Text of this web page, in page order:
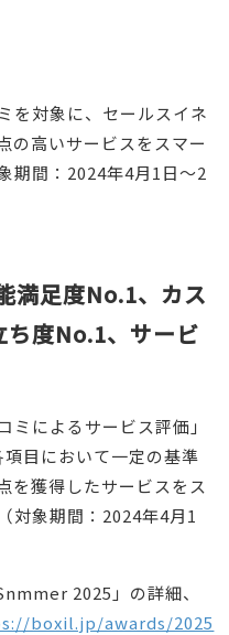
を対象に、セールスイネ
の高いサービスをスマー
期間：2024年4月1日〜2
満足度No.1、 カス
度No.1、 サービ
ミによるサービス評価」
目において一定の基準
を獲得したサービスをス
対象期間：2024年4月1
2025」の詳細、
boxil.jp/awards/2025